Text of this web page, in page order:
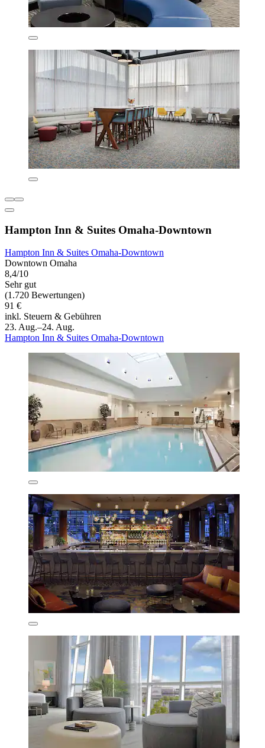
Hampton Inn & Suites Omaha-Downtown
Hampton Inn & Suites Omaha-Downtown
Downtown Omaha
8,4/10
Sehr gut
(1.720 Bewertungen)
91 €
inkl. Steuern & Gebühren
23. Aug.–24. Aug.
Hampton Inn & Suites Omaha-Downtown